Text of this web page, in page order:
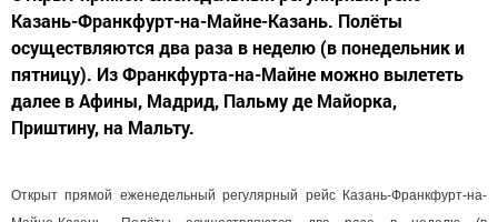
Казань-Франкфурт-на-Майне-Казань. Полёты
осуществляются два раза в неделю (в понедельник и
пятницу). Из Франкфурта-на-Майне можно вылететь
далее в Афины, Мадрид, Пальму де Майорка,
Приштину, на Мальту.
Открыт прямой еженедельный регулярный рейс Казань-Франкфурт-на-